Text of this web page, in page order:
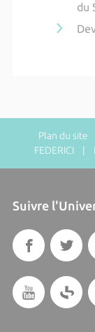
du
Plan du site
FEDERICI |
Suivre